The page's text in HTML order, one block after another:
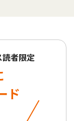
読者限定
ド